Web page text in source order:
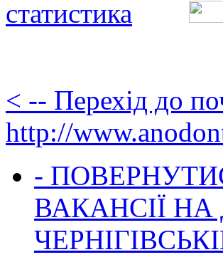
< -- Перехід до
http://
-
ВАКАНСІЇ